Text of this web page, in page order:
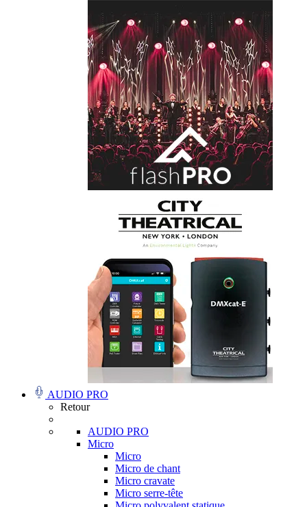
AUDIO PRO
Retour
AUDIO PRO
Micro
Micro
Micro de chant
Micro cravate
Micro serre-tête